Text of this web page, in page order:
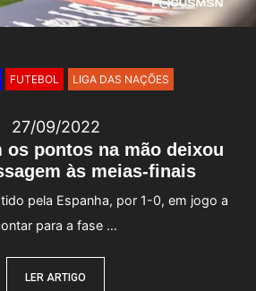
os pontos na mão deixou
às meias-finais
27/09/2022
pela Espanha, por 1-0, em jogo a
para a fase …
LER ARTIGO
FUTEBOL LIGA DAS NAÇÕES